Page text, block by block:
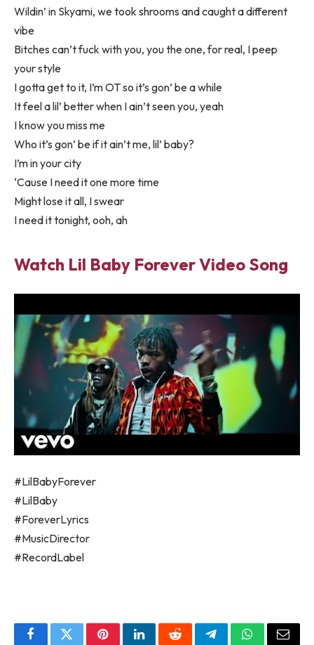
Wildin’ in Skyami, we took shrooms and caught a different
vibe
Bitches can’t fuck with you, you the one, for real, I peep
your style
I gotta get to it, I’m OT so it’s gon’ be a while
It feel a lil’ better when I ain’t seen you, yeah
I know you miss me
Who it’s gon’ be if it ain’t me, lil’ baby?
I’m in your city
‘Cause I need it one more time
Might lose it all, I swear
I need it tonight, ooh, ah
Watch Lil Baby Forever Video Song
#LilBabyForever
#LilBaby
#ForeverLyrics
#MusicDirector
#RecordLabel